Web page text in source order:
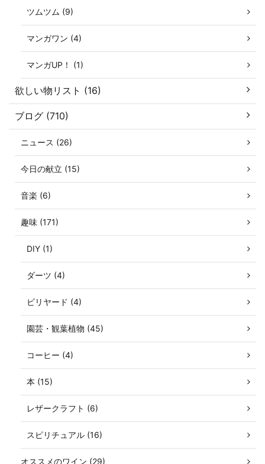
ツムツム (9)
マンガワン (4)
マンガUP！ (1)
欲しい物リスト (16)
ブログ (710)
ニュース (26)
今日の献立 (15)
音楽 (6)
趣味 (171)
DIY (1)
ダーツ (4)
ビリヤード (4)
園芸・観葉植物 (45)
コーヒー (4)
本 (15)
レザークラフト (6)
スピリチュアル (16)
オススメのワイン (29)